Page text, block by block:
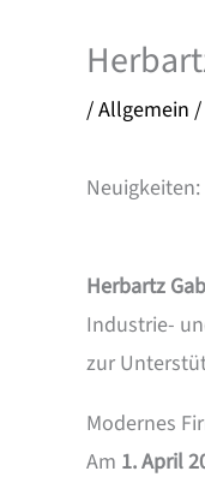
/Allgemein /
Herbartz
Industrie-
zur
Modernes
Am 1. April